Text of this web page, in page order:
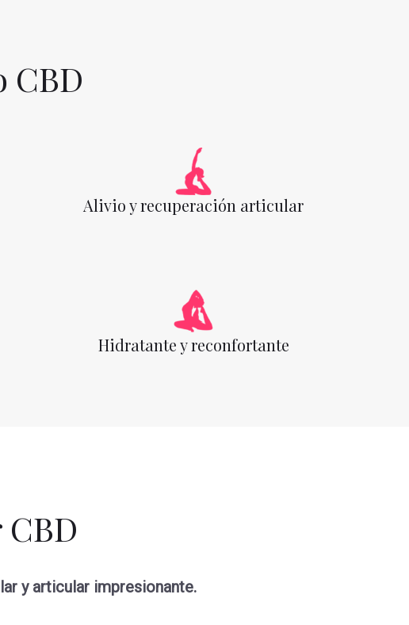
CBD
Alivio y recuperación articular
Hidratante y reconfortante
y articular impresionante.